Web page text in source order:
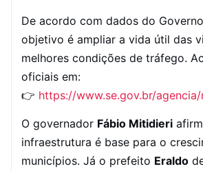
De acordo com dados do
objetivo é ampliar a vida útil das
melhores condições de tráfego.
oficiais em:
👉 https://www.se.gov.br/
O governador Fábio Mitidieri
infraestrutura é base para o
municípios. Já o prefeito Eraldo